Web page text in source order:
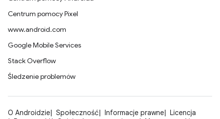
Centrum pomocy Pixel
www.android.com
Google Mobile Services
Stack Overflow
Śledzenie problemów
O Androidzie Społeczność Informacje prawne
Licencja